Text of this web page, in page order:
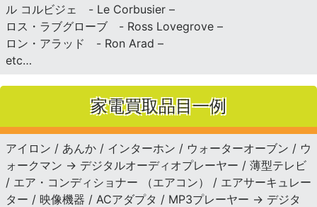
ル コルビジェ - Le Corbusier –
ロス・ラブグローブ - Ross Lovegrove –
ロン・アラッド - Ron Arad –
etc…
家電買取品目一例
アイロン / あんか / インターホン / ウォーターオーブン / ウ
ォークマン → デジタルオーディオプレーヤー / 薄型テレビ
/ エア・コンディショナー （エアコン） / エアサーキュレー
ター / 映像機器 / ACアダプタ / MP3プレーヤー → デジタ